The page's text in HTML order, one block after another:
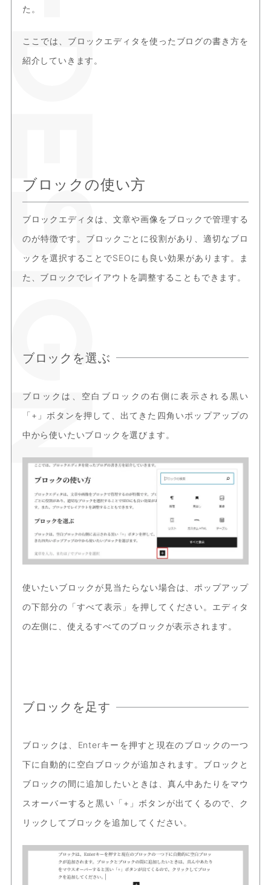
た。
ここでは、ブロックエディタを使ったブログの書き方を
紹介していきます。
ブロックの使い方
ブロックエディタは、文章や画像をブロックで管理する
のが特徴です。ブロックごとに役割があり、適切なブロ
ックを選択することでSEOにも良い効果があります。ま
た、ブロックでレイアウトを調整することもできます。
ブロックを選ぶ
ブロックは、空白ブロックの右側に表示される黒い
「+」ボタンを押して、出てきた四角いポップアップの
中から使いたいブロックを選びます。
使いたいブロックが見当たらない場合は、ポップアップ
の下部分の「すべて表示」を押してください。エディタ
の左側に、使えるすべてのブロックが表示されます。
ブロックを足す
ブロックは、Enterキーを押すと現在のブロックの一つ
下に自動的に空白ブロックが追加されます。ブロックと
ブロックの間に追加したいときは、真ん中あたりをマウ
スオーバーすると黒い「+」ボタンが出てくるので、ク
リックしてブロックを追加してください。